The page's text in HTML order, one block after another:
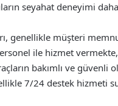
seyahat deneyimi
genellikle müşteri
ile hizmet
bakımlı ve güvenli
7/24 destek hizmeti